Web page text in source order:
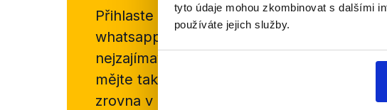
tyto údaje mohou zkombinovat s dalšími
používáte jejich služby.
Přihlaste se k odběru našehonewsletteru
whatsappového kanálu, kde pravidelně
nejzajímavějších článků a analýz. Začněte
mějte tak přehled o tom, jaké
zrovna v Česku šíří.